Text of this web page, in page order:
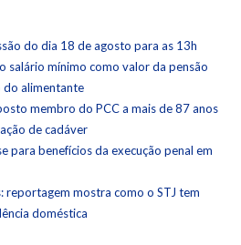
do dia 18 de agosto para as 13h
salário mínimo como valor da pensão
do alimentante
membro do PCC a mais de 87 anos
de cadáver
para benefícios da execução penal em
reportagem mostra como o STJ tem
doméstica